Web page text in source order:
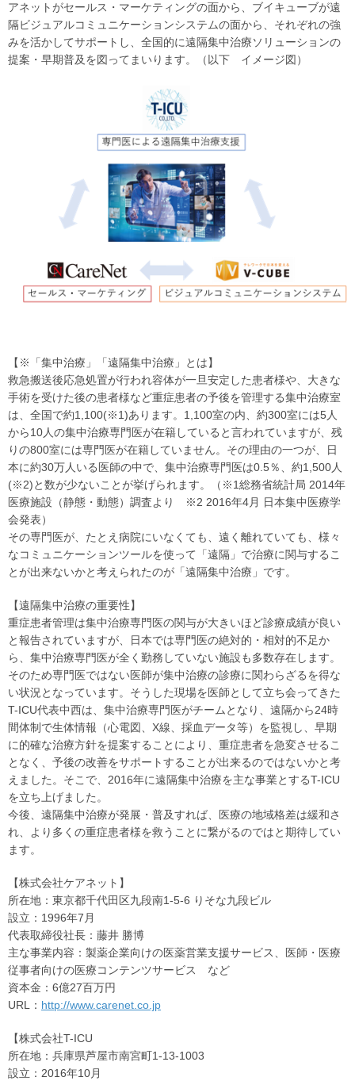
アネットがセールス・マーケティングの面から、ブイキューブが遠
隔ビジュアルコミュニケーションシステムの面から、それぞれの強
みを活かしてサポートし、全国的に遠隔集中治療ソリューションの
提案・早期普及を図ってまいります。（以下 イメージ図）
【※「集中治療」「遠隔集中治療」とは】
救急搬送後応急処置が行われ容体が一旦安定した患者様や、大きな
手術を受けた後の患者様など重症患者の予後を管理する集中治療室
は、全国で約1,100(※1)あります。1,100室の内、約300室には5人
から10人の集中治療専門医が在籍していると言われていますが、残
りの800室には専門医が在籍していません。その理由の一つが、日
本に約30万人いる医師の中で、集中治療専門医は0.5％、約1,500人
(※2)と数が少ないことが挙げられます。（※1総務省統計局 2014年
医療施設（静態・動態）調査より ※2 2016年4月 日本集中医療学
会発表）
その専門医が、たとえ病院にいなくても、遠く離れていても、様々
なコミュニケーションツールを使って「遠隔」で治療に関与するこ
とが出来ないかと考えられたのが「遠隔集中治療」です。
【遠隔集中治療の重要性】
重症患者管理は集中治療専門医の関与が大きいほど診療成績が良い
と報告されていますが、日本では専門医の絶対的・相対的不足か
ら、集中治療専門医が全く勤務していない施設も多数存在します。
そのため専門医ではない医師が集中治療の診療に関わらざるを得な
い状況となっています。そうした現場を医師として立ち会ってきた
T-ICU代表中西は、集中治療専門医がチームとなり、遠隔から24時
間体制で生体情報（心電図、X線、採血データ等）を監視し、早期
に的確な治療方針を提案することにより、重症患者を急変させるこ
となく、予後の改善をサポートすることが出来るのではないかと考
えました。そこで、2016年に遠隔集中治療を主な事業とするT-ICU
を立ち上げました。
今後、遠隔集中治療が発展・普及すれば、医療の地域格差は緩和さ
れ、より多くの重症患者様を救うことに繋がるのではと期待してい
ます。
【株式会社ケアネット】
所在地：東京都千代田区九段南1-5-6 りそな九段ビル
設立：1996年7月
代表取締役社長：藤井 勝博
主な事業内容：製薬企業向けの医薬営業支援サービス、医師・医療
従事者向けの医療コンテンツサービス など
資本金：6億27百万円
URL： http://www.carenet.co.jp
【株式会社T-ICU
所在地：兵庫県芦屋市南宮町1-13-1003
設立：2016年10月